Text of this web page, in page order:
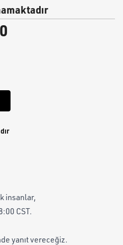
insanlar,
CST.
yanıt vereceğiz.